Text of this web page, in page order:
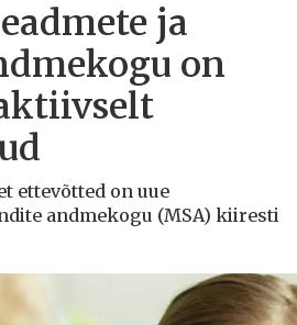
ja
on
ettevõtted on uue
andmekogu (MSA) kiiresti